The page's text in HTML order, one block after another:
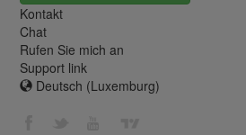
Kontakt
Chat
Rufen Sie mich an
Support link
Deutsch (Luxemburg)